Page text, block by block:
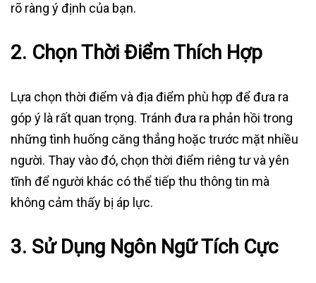
rõ ràng ý định của bạn.
2. Chọn Thời Điểm Thích Hợp
Lựa chọn thời điểm và địa điểm phù hợp để đưa ra
góp ý là rất quan trọng. Tránh đưa ra phản hồi trong
những tình huống căng thẳng hoặc trước mặt nhiều
người. Thay vào đó, chọn thời điểm riêng tư và yên
tĩnh để người khác có thể tiếp thu thông tin mà
không cảm thấy bị áp lực.
3. Sử Dụng Ngôn Ngữ Tích Cực